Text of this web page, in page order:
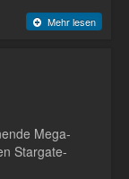
Mehr lesen
Mega-
Stargate-